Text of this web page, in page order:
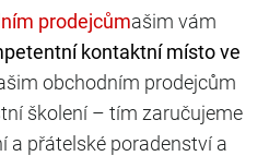
ašim vám
kontaktní místo ve
obchodním prodejcům
školení – tím zaručujeme
a přátelské poradenství a